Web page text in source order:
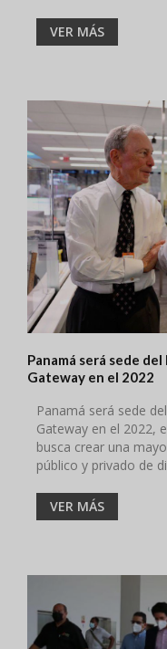
VER MÁS
Panamá será sede
Gateway en el 2022
Panamá será sede
Gateway en el 2022,
busca crear una
público y privado de
VER MÁS